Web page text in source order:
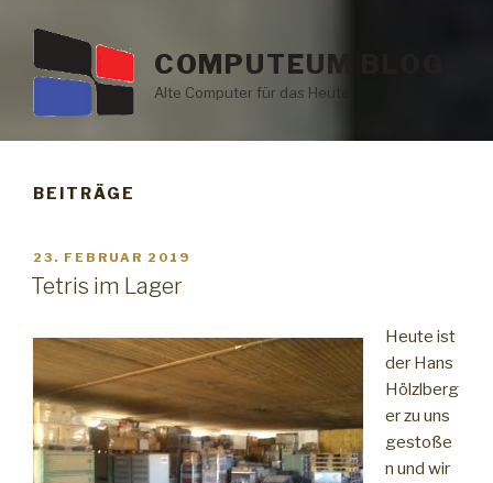
COMPUTEUM BLOG
Alte Computer für das Heute
BEITRÄGE
VERÖFFENTLICHT
AM
23. FEBRUAR 2019
Tetris im Lager
Heute ist
der Hans
Hölzlberg
er zu uns
gestoße
n und wir